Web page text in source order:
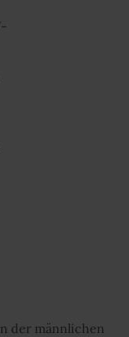
der männlichen